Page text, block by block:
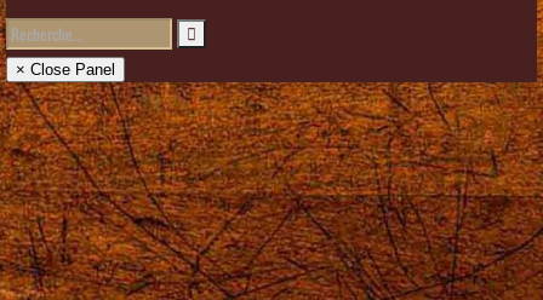
× Close Panel